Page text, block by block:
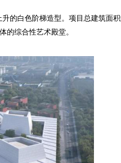
的白色阶梯造型。项目总建筑面
的综合性艺术殿堂。